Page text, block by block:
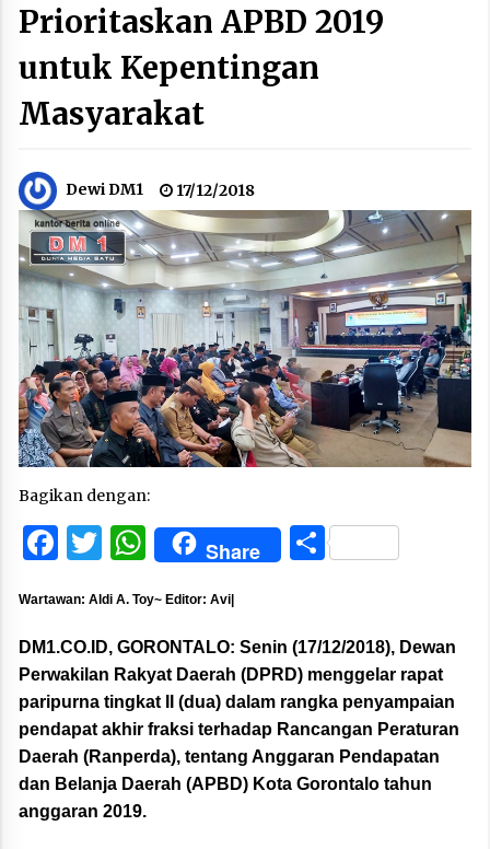
Prioritaskan APBD 2019
untuk Kepentingan
Masyarakat
Dewi DM1 17/12/2018
Bagikan dengan:
Facebook
Twitter
WhatsApp
Share Share
Wartawan: Aldi A. Toy~ Editor: Avi|
DM1.CO.ID, GORONTALO: Senin (17/12/2018), Dewan
Perwakilan Rakyat Daerah (DPRD) menggelar rapat
paripurna tingkat II (dua) dalam rangka penyampaian
pendapat akhir fraksi terhadap Rancangan Peraturan
Daerah (Ranperda), tentang Anggaran Pendapatan
dan Belanja Daerah (APBD) Kota Gorontalo tahun
anggaran 2019.